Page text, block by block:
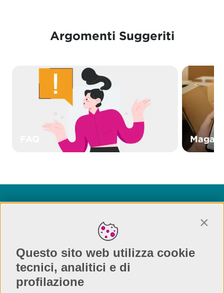
Questo sito web utilizza cookie
tecnici, analitici e di
profilazione
Argomenti Suggeriti
Se non riesci a trovare quello che cerchi chiama il
numero dell’assistenza che trovi nel menù del tuo
terminale di cassa